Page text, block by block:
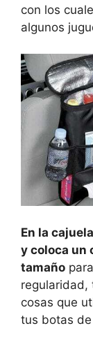
con los
algunos
En la
y coloca un
tamaño
regularidad,
cosas que
tus botas